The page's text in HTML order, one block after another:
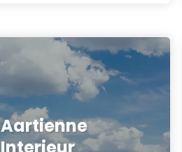
Aartienne
Interieur